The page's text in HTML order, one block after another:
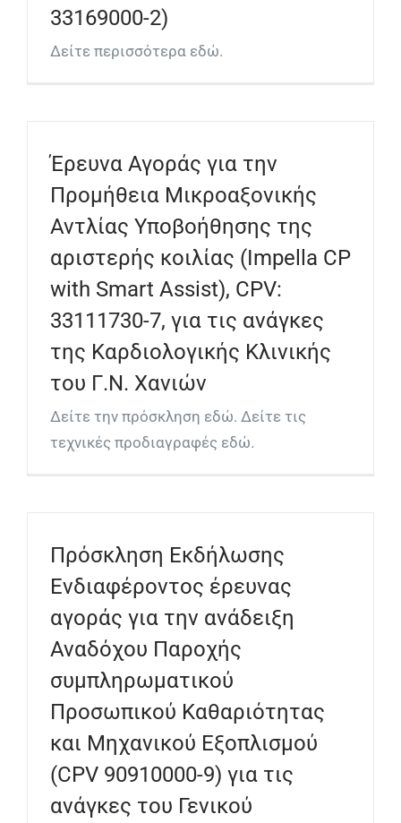
33169000-2)
Δείτε περισσότερα εδώ.
Έρευνα Αγοράς για την
Προμήθεια Μικροαξονικής
Αντλίας Υποβοήθησης της
αριστερής κοιλίας (Impella CP
with Smart Assist), CPV:
33111730-7, για τις ανάγκες
της Καρδιολογικής Κλινικής
του Γ.Ν. Χανιών
Δείτε την πρόσκληση εδώ. Δείτε τις
τεχνικές προδιαγραφές εδώ.
Πρόσκληση Εκδήλωσης
Ενδιαφέροντος έρευνας
αγοράς για την ανάδειξη
Αναδόχου Παροχής
συμπληρωματικού
Προσωπικού Καθαριότητας
και Μηχανικού Εξοπλισμού
(CPV 90910000-9) για τις
ανάγκες του Γενικού